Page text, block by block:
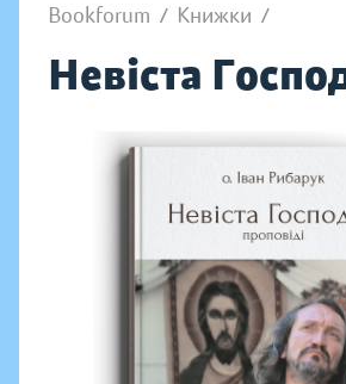
Bookforum / Книжки /
Невіста